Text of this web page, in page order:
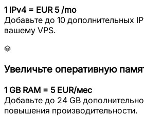
1 IPv4 = EUR 5 /mo
Добавьте до 10 дополнительных
вашему VPS.
Увеличьте оперативную
1 GB RAM = 5 EUR/мес
Добавьте до 24 GB
повышения производительности.